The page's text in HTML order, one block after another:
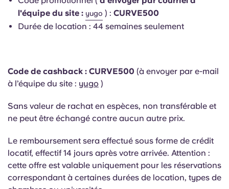
French
l'équipe du site : yugo ) : CURVE500
Durée de location : 44 semaines seulement
Code de cashback : CURVE500 (à envoyer par e-mail
à l’équipe du site : yugo )
Sans valeur de rachat en espèces, non transférable et
ne peut être échangé contre aucun autre prix.
Le remboursement sera effectué sous forme de crédit
locatif, effectif 14 jours après votre arrivée. Attention :
cette offre est valable uniquement pour les réservations
correspondant à certaines durées de location, types de